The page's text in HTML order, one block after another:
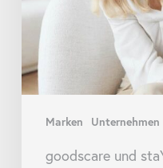
Marken Unternehmen
Präventivapotheken
goodscare und